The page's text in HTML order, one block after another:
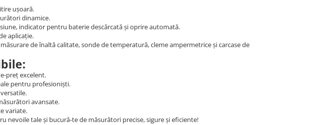
ușoară.
dinamice.
indicator pentru baterie descărcată și oprire automată.
aplicație.
de înaltă calitate, sonde de temperatură, cleme ampermetrice și carcase de
preț excelent.
pentru profesioniști.
avansate.
variate.
nevoile tale și bucură-te de măsurători precise, sigure și eficiente!